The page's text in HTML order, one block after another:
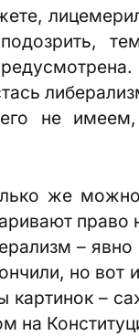
не
же
право
–
но вот
картинок –
на